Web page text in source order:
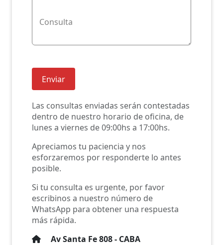
Consulta
Enviar
Las consultas enviadas serán contestadas
dentro de nuestro horario de oficina, de
lunes a viernes de 09:00hs a 17:00hs.
Apreciamos tu paciencia y nos
esforzaremos por responderte lo antes
posible.
Si tu consulta es urgente, por favor
escribinos a nuestro número de
WhatsApp para obtener una respuesta
más rápida.
Av Santa Fe 808 - CABA